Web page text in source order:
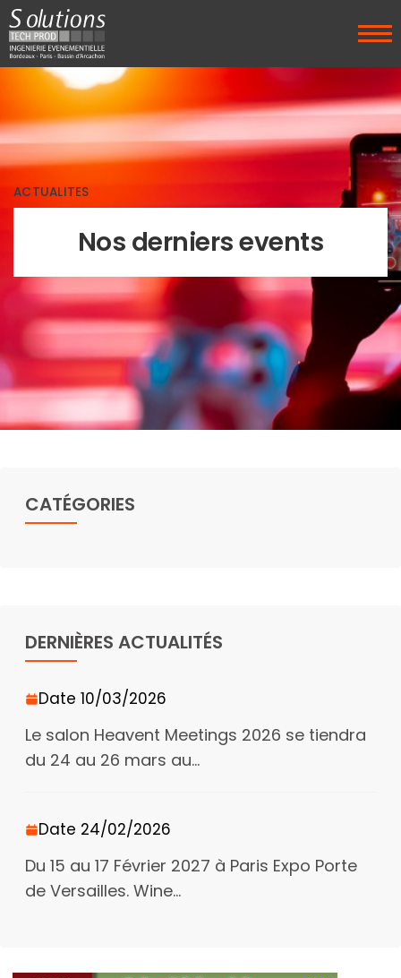
ACTUALITES
Nos derniers events
CATÉGORIES
DERNIÈRES ACTUALITÉS
Date 10/03/2026
Le salon Heavent Meetings 2026 se tiendra
du 24 au 26 mars au...
Date 24/02/2026
Du 15 au 17 Février 2027 à Paris Expo Porte
de Versailles. Wine...